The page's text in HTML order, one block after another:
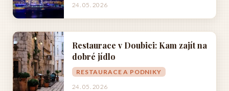
24. 05. 2026
Restaurace v Doubici: Kam zajít na
dobré jídlo
RESTAURACE A PODNIKY
24. 05. 2026